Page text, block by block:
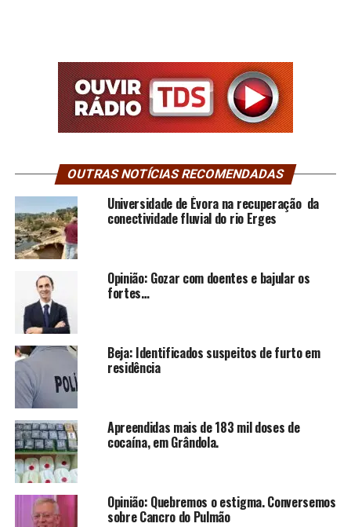
OUTRAS NOTÍCIAS RECOMENDADAS
Universidade de Évora na recuperação da
conectividade fluvial do rio Erges
Opinião: Gozar com doentes e bajular os
fortes…
Beja: Identificados suspeitos de furto em
residência
Apreendidas mais de 183 mil doses de
cocaína, em Grândola.
Opinião: Quebremos o estigma. Conversemos
sobre Cancro do Pulmão